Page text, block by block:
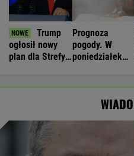
Trump
ogłosił nowy
plan dla Strefy
Prognoza
pogody. W
poniedziałek